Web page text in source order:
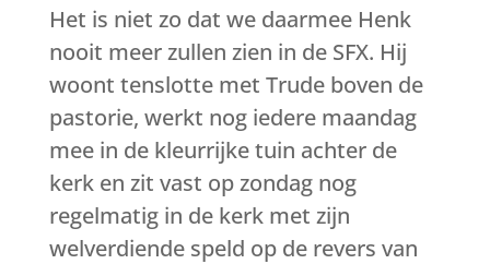
Het is niet zo dat we daarmee Henk
nooit meer zullen zien in de SFX. Hij
woont tenslotte met Trude boven de
pastorie, werkt nog iedere maandag
mee in de kleurrijke tuin achter de
kerk en zit vast op zondag nog
regelmatig in de kerk met zijn
welverdiende speld op de revers van